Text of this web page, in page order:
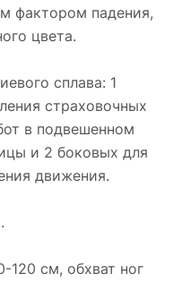
фактором падения,
цвета.
сплава: 1
страховочных
в подвешенном
и 2 боковых для
движения.
120 см, обхват ног